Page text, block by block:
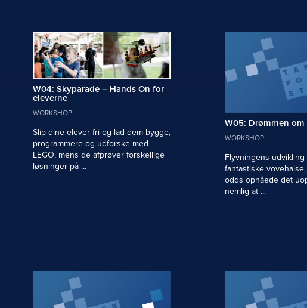
W04: Skyparade – Hands On for
eleverne
WORKSHOP
Slip dine elever fri og lad dem bygge,
programmere og udforske med
LEGO, mens de afprøver forskellige
løsninger på ...
W05: Drømmen
WORKSHOP
Flyvningens
fantastiske
odds opnåede det
nemlig at ...